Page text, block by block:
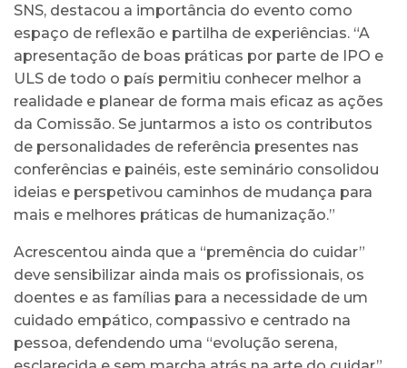
SNS, destacou a importância do evento como
espaço de reflexão e partilha de experiências. “A
apresentação de boas práticas por parte de IPO e
ULS de todo o país permitiu conhecer melhor a
realidade e planear de forma mais eficaz as ações
da Comissão. Se juntarmos a isto os contributos
de personalidades de referência presentes nas
conferências e painéis, este seminário consolidou
ideias e perspetivou caminhos de mudança para
mais e melhores práticas de humanização.”
Acrescentou ainda que a “premência do cuidar”
deve sensibilizar ainda mais os profissionais, os
doentes e as famílias para a necessidade de um
cuidado empático, compassivo e centrado na
pessoa, defendendo uma “evolução serena,